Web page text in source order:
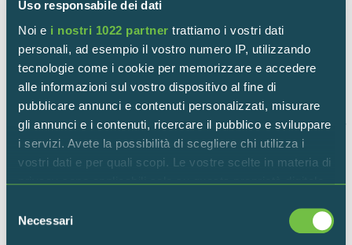
Uso responsabile dei dati
Noi e i nostri 1022 partner trattiamo i vostri dati
personali, ad esempio il vostro numero IP, utilizzando
tecnologie come i cookie per memorizzare e accedere
alle informazioni sul vostro dispositivo al fine di
pubblicare annunci e contenuti personalizzati, misurare
gli annunci e i contenuti, ricercare il pubblico e sviluppare
i servizi. Avete la possibilità di scegliere chi utilizza i
vostri dati e per quali scopi. Le vostre scelte in materia di
privacy sono applicabili solo su questa proprietà digitale
modificare o revocare il proprio consenso in qualsiasi
momento dalla Dichiarazione sui cookie o facendo clic
delNecessari
SCARICA
04.02.2026